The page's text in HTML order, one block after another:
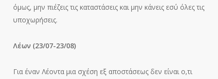
όμως, μην πιέζεις τις καταστάσεις και μην κάνεις εσύ όλες τις
υποχωρήσεις.
Λέων (23/07-23/08)
Για έναν Λέοντα μια σχέση εξ αποστάσεως δεν είναι ο,τι